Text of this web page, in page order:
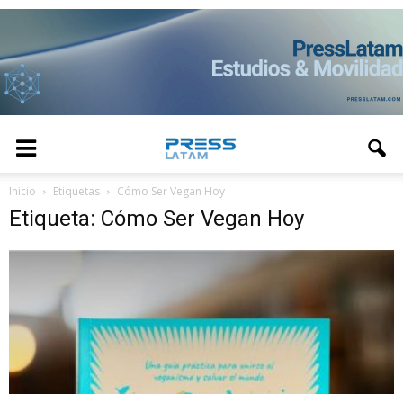
Inicio Etiquetas Cómo Ser Vegan Hoy
Etiqueta: Cómo Ser Vegan Hoy